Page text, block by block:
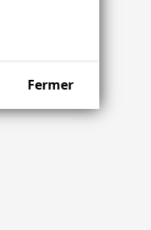
Fermer